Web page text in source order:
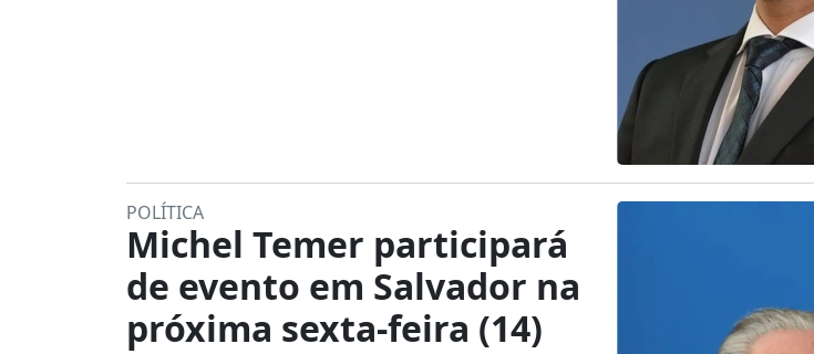
POLÍTICA
Michel Temer participará
de evento em Salvador na
próxima sexta-feira (14)